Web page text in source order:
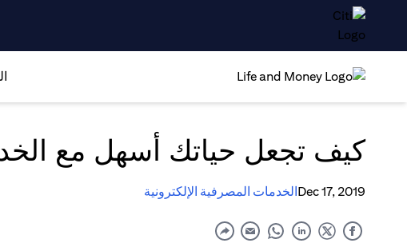
كيف تجعل حياتك أسهل مع
Dec 17, 2019الخدمات المصرفية الإلكترونية